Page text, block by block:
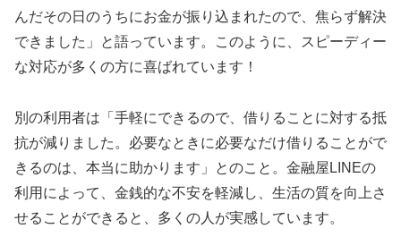
んだその日のうちにお金が振り込まれたので、焦らず解決
できました」と語っています。このように、スピーディー
な対応が多くの方に喜ばれています！
別の利用者は「手軽にできるので、借りることに対する抵
抗が減りました。必要なときに必要なだけ借りることがで
きるのは、本当に助かります」とのこと。金融屋LINEの
利用によって、金銭的な不安を軽減し、生活の質を向上さ
せることができると、多くの人が実感しています。